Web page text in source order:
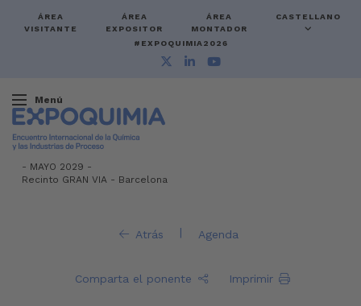
ÁREA
VISITANTE
ÁREA
EXPOSITOR
ÁREA
MONTADOR
CASTELLANO
#EXPOQUIMIA2026
Menú
- MAYO 2029 -
Recinto GRAN VIA - Barcelona
Atrás | Agenda
Comparta el ponente Imprimir